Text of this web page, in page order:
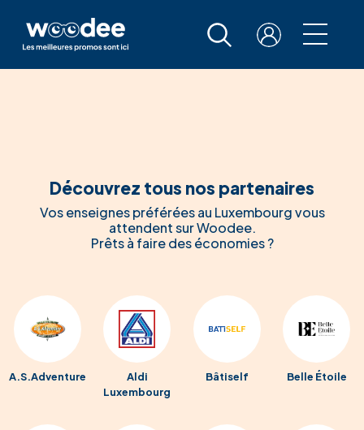
Découvrez tous nos partenaires
Vos enseignes préférées au Luxembourg vous
attendent sur Woodee.
Prêts à faire des économies ?
A.S.Adventure
Aldi
Luxembourg
Bâtiself Belle Étoile